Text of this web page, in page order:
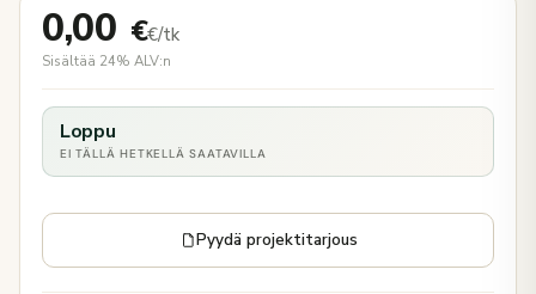
0,00 €€/tk
Sisältää 24% ALV:n
Loppu
EI TÄLLÄ HETKELLÄ SAATAVILLA
Pyydä projektitarjous